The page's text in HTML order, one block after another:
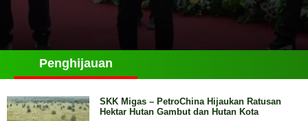
Penghijauan
SKK Migas – PetroChina Hijaukan Ratusan
Hektar Hutan Gambut dan Hutan Kota